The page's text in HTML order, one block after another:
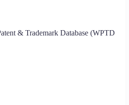
& Trademark Database (WPTD